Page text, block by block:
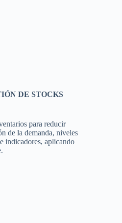
DE STOCKS
para reducir
de la demanda, niveles
indicadores, aplicando